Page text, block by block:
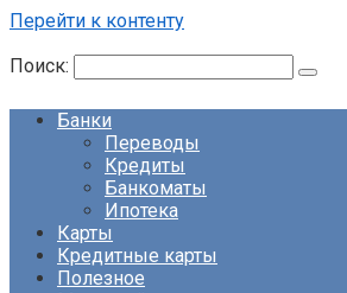
Перейти к контенту
Поиск:
Банки
Переводы
Кредиты
Банкоматы
Ипотека
Карты
Кредитные карты
Полезное